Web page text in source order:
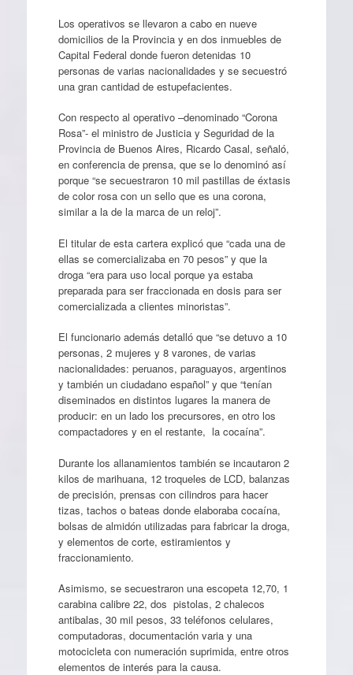
Los operativos se llevaron a cabo en nueve
domicilios de la Provincia y en dos inmuebles de
Capital Federal donde fueron detenidas 10
personas de varias nacionalidades y se secuestró
una gran cantidad de estupefacientes.
Con respecto al operativo –denominado “Corona
Rosa”- el ministro de Justicia y Seguridad de la
Provincia de Buenos Aires, Ricardo Casal, señaló,
en conferencia de prensa, que se lo denominó así
porque “se secuestraron 10 mil pastillas de éxtasis
de color rosa con un sello que es una corona,
similar a la de la marca de un reloj”.
El titular de esta cartera explicó que “cada una de
ellas se comercializaba en 70 pesos” y que la
droga “era para uso local porque ya estaba
preparada para ser fraccionada en dosis para ser
comercializada a clientes minoristas”.
El funcionario además detalló que “se detuvo a 10
personas, 2 mujeres y 8 varones, de varias
nacionalidades: peruanos, paraguayos, argentinos
y también un ciudadano español” y que “tenían
diseminados en distintos lugares la manera de
producir: en un lado los precursores, en otro los
compactadores y en el restante, la cocaína”.
Durante los allanamientos también se incautaron 2
kilos de marihuana, 12 troqueles de LCD, balanzas
de precisión, prensas con cilindros para hacer
tizas, tachos o bateas donde elaboraba cocaína,
bolsas de almidón utilizadas para fabricar la droga,
y elementos de corte, estiramientos y
fraccionamiento.
Asimismo, se secuestraron una escopeta 12,70, 1
carabina calibre 22, dos pistolas, 2 chalecos
antibalas, 30 mil pesos, 33 teléfonos celulares,
computadoras, documentación varia y una
motocicleta con numeración suprimida, entre otros
elementos de interés para la causa.